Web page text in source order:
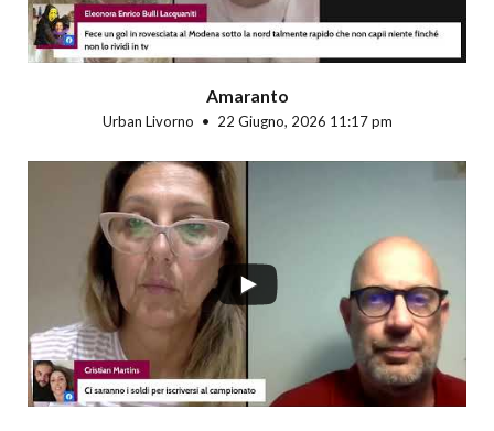
Amaranto
Urban Livorno 22 Giugno, 2026 11:17 pm